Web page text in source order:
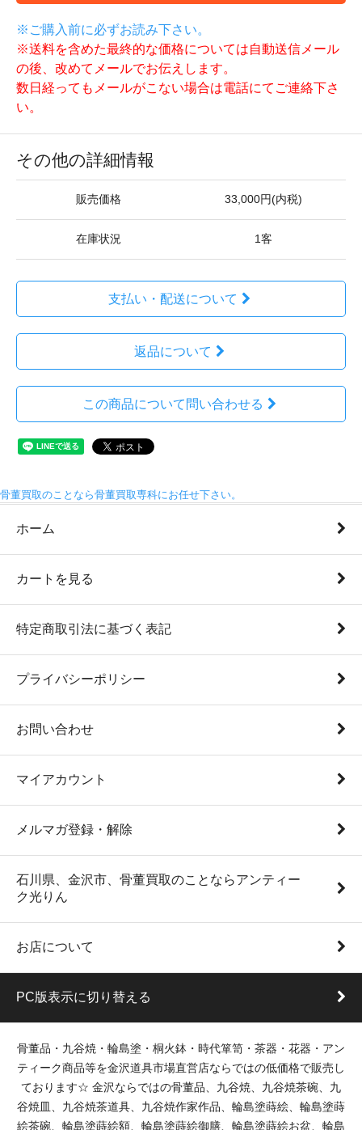
※ご購入前に必ずお読み下さい。
※送料を含めた最終的な価格については自動送信メール
の後、改めてメールでお伝えします。
数日経ってもメールがこない場合は電話にてご連絡下さ
い。
その他の詳細情報
販売価格 33,000円(内税)
在庫状況 1客
支払い・配送について
返品について
この商品について問い合わせる
骨董買取のことなら骨董買取専科にお任せ下さい。
ホーム
カートを見る
特定商取引法に基づく表記
プライバシーポリシー
お問い合わせ
マイアカウント
メルマガ登録・解除
石川県、金沢市、骨董買取のことならアンティー
ク光りん
お店について
PC版表示に切り替える
骨董品・九谷焼・輪島塗・桐火鉢・時代箪笥・茶器・花器・アン
ティーク商品等を金沢道具市場直営店ならではの低価格で販売し
ております☆ 金沢ならではの骨董品、九谷焼、九谷焼茶碗、九
谷焼皿、九谷焼茶道具、九谷焼作家作品、輪島塗蒔絵、輪島塗蒔
絵茶碗、輪島塗蒔絵額、輪島塗蒔絵御膳、輪島塗蒔絵お盆、輪島